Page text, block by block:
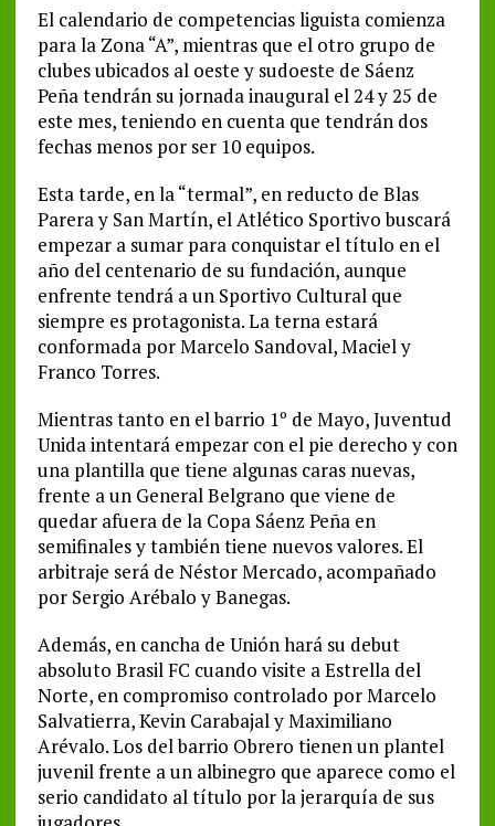
El calendario de competencias liguista comienza
para la Zona “A”, mientras que el otro grupo de
clubes ubicados al oeste y sudoeste de Sáenz
Peña tendrán su jornada inaugural el 24 y 25 de
este mes, teniendo en cuenta que tendrán dos
fechas menos por ser 10 equipos.
Esta tarde, en la “termal”, en reducto de Blas
Parera y San Martín, el Atlético Sportivo buscará
empezar a sumar para conquistar el título en el
año del centenario de su fundación, aunque
enfrente tendrá a un Sportivo Cultural que
siempre es protagonista. La terna estará
conformada por Marcelo Sandoval, Maciel y
Franco Torres.
Mientras tanto en el barrio 1º de Mayo, Juventud
Unida intentará empezar con el pie derecho y con
una plantilla que tiene algunas caras nuevas,
frente a un General Belgrano que viene de
quedar afuera de la Copa Sáenz Peña en
semifinales y también tiene nuevos valores. El
arbitraje será de Néstor Mercado, acompañado
por Sergio Arébalo y Banegas.
Además, en cancha de Unión hará su debut
absoluto Brasil FC cuando visite a Estrella del
Norte, en compromiso controlado por Marcelo
Salvatierra, Kevin Carabajal y Maximiliano
Arévalo. Los del barrio Obrero tienen un plantel
juvenil frente a un albinegro que aparece como el
serio candidato al título por la jerarquía de sus